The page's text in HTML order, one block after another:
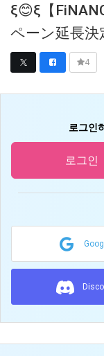
ξ😊ξ【
ペーン延長決
4
로그인
로그인